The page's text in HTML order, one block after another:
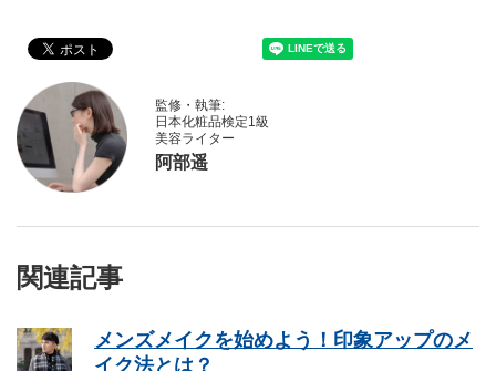
監修・執筆:
日本化粧品検定1級
美容ライター
阿部遥
関連記事
メンズメイクを始めよう！印象アップのメ
イク法とは？